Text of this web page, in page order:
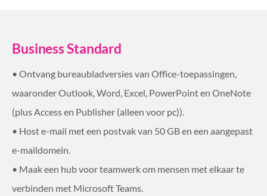
Business Standard
• Ontvang bureaubladversies van Office-toepassingen,
waaronder Outlook, Word, Excel, PowerPoint en OneNote
(plus Access en Publisher (alleen voor pc)).
• Host e-mail met een postvak van 50 GB en een aangepast
e-maildomein.
• Maak een hub voor teamwerk om mensen met elkaar te
verbinden met Microsoft Teams.